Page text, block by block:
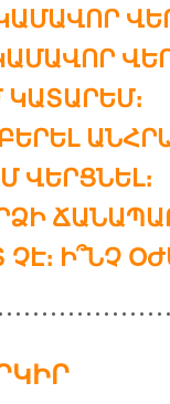
ՎԵՐՑՆԵԼ։
Ի՞ՆՉ